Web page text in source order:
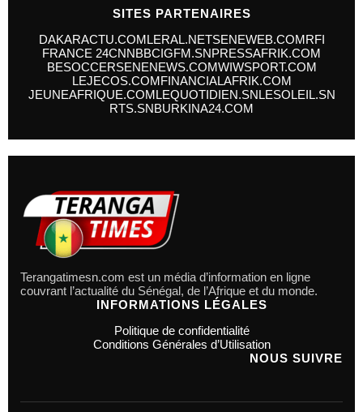
SITES PARTENAIRES
DAKARACTU.COMLERAL.NETSENEWEB.COMRFI
FRANCE 24CNNBBCIGFM.SNPRESSAFRIK.COM
BESOCCERSENENEWS.COMWIWSPORT.COM
LEJECOS.COMFINANCIALAFRIK.COM
JEUNEAFRIQUE.COMLEQUOTIDIEN.SNLESOLEIL.SN
RTS.SNBURKINA24.COM
Terangatimesn.com est un média d’information en ligne
couvrant l’actualité du Sénégal, de l’Afrique et du monde.
INFORMATIONS LÉGALES
Politique de confidentialité
Conditions Générales d’Utilisation
NOUS SUIVRE